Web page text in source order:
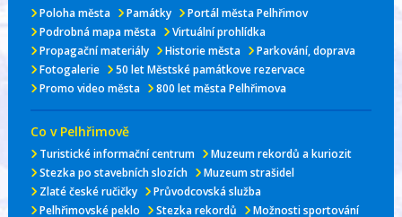
Poloha města Památky
Portál města Pelhřimov
Podrobná mapa města
Virtuální prohlídka
Propagační materiály
Historie města
Parkování, doprava
Fotogalerie
50 let Městské památkove rezervace
Promo video města
800 let města Pelhřimova
Co v Pelhřimově
Turistické informační centrum
Muzeum rekordů a kuriozit
Stezka po stavebních slozích
Muzeum strašidel
Zlaté české ručičky
Průvodcovská služba
Pelhřimovské peklo
Stezka rekordů
Možnosti sportování